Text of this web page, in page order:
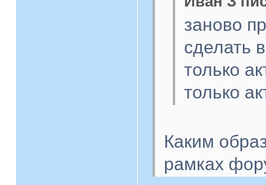
заново
сделать
только
только
Каким
рамках